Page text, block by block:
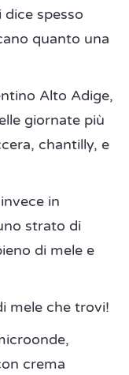
spesso
quanto una
Alto Adige,
giornate più
chantilly, e
in
strato di
di mele e
mele che trovi!
crema